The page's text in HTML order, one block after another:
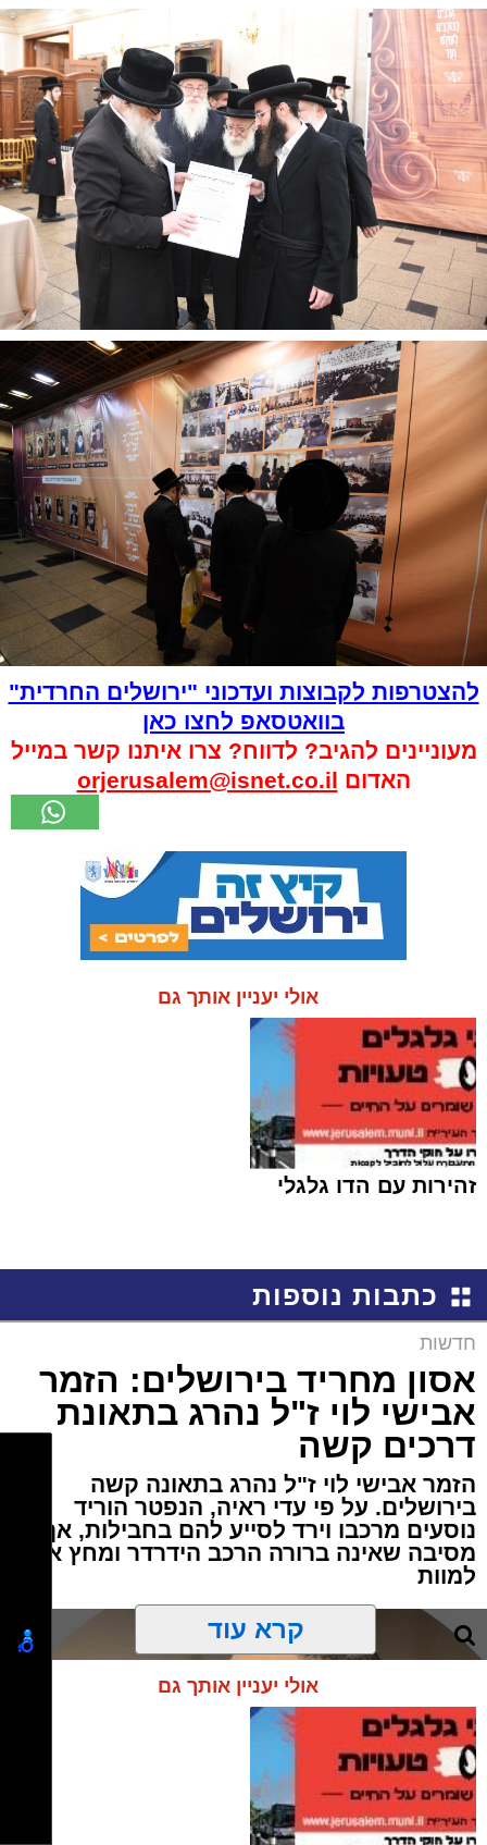
להצטרפות לקבוצות ועדכוני "ירושלים החרדית"
בוואטסאפ לחצו כאן
מעוניינים להגיב? לדווח? צרו איתנו קשר במייל
האדום orjerusalem@isnet.co.il
אולי יעניין אותך גם
זהירות עם הדו גלגלי
כתבות נוספות
חדשות
אסון מחריד בירושלים: הזמר
אבישי לוי ז"ל נהרג בתאונת
דרכים קשה
הזמר אבישי לוי ז"ל נהרג בתאונה קשה
בירושלים. על פי עדי ראיה, הנפטר הוריד
נוסעים מרכבו וירד לסייע להם בחבילות, אך
מסיבה שאינה ברורה הרכב הידרדר ומחץ אותו
למוות
קרא עוד
אולי יעניין אותך גם